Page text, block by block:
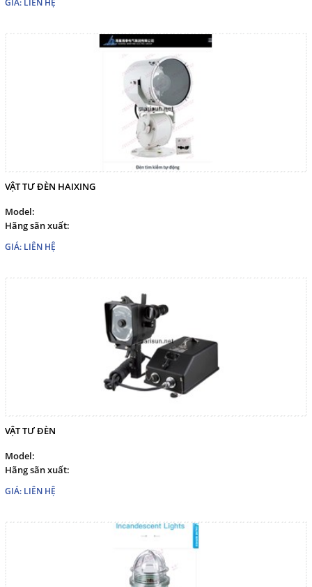
GIÁ: LIÊN HỆ
VẬT TƯ ĐÈN HAIXING
Model:
Hãng sãn xuất:
GIÁ: LIÊN HỆ
VẬT TƯ ĐÈN
Model:
Hãng sãn xuất:
GIÁ: LIÊN HỆ